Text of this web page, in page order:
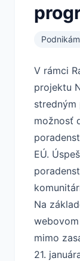
Podnikám
V rámci
projektu
možnosť
EÚ.
Na
mimo
21.